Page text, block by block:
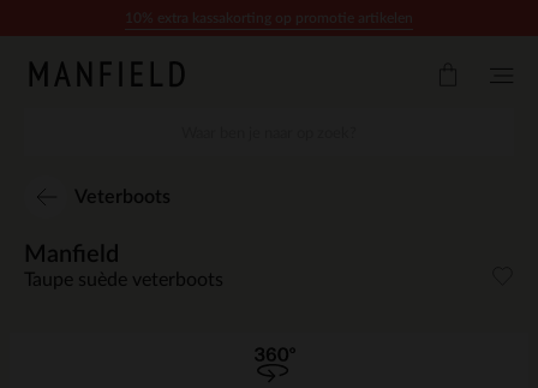
Veterboots
Manfield
Taupe suède veterboots